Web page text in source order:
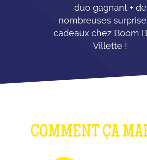
duo gagnant + de
nombreuses
cadeaux chez Boom
Villette !
COMMENT ÇA